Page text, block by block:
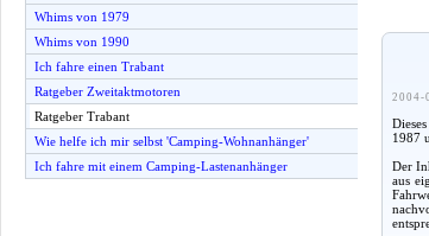
Whims von 1979
Whims von 1990
Ich fahre einen Trabant
Ratgeber Zweitaktmotoren
Ratgeber Trabant
Wie helfe ich mir selbst 'Camping-Wohnanhänger'
Ich fahre mit einem Camping-Lastenanhänger
2004-
1987
Der
aus